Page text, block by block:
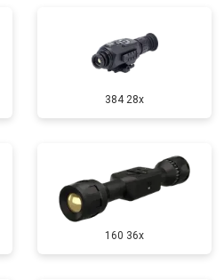
384 28x
160 36x